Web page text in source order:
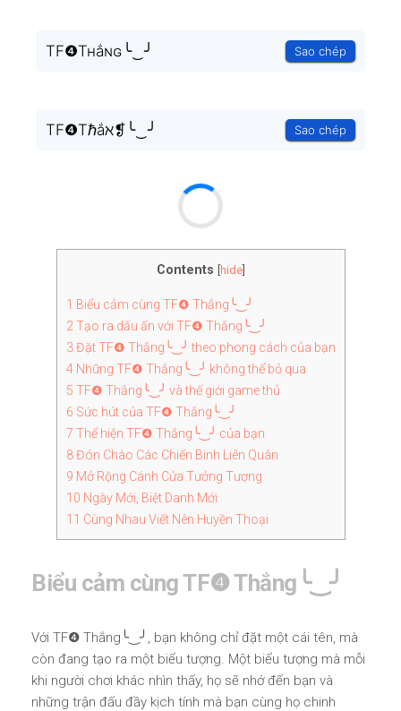
TF❹Tʜắɴɢ╰‿╯ Sao chép
TF❹Tℏắℵ❡╰‿╯ Sao chép
Contents hide]
1 Biểu cảm cùng TF❹ Thắng╰‿╯
2Tạo ra dấu ấn với TF❹ Thắng╰‿╯
3Đặt TF❹ Thắng╰‿╯ theo phong cách của bạn
4Những TF❹ Thắng╰‿╯ không thể bỏ qua
5 TF❹ Thắng╰‿╯ và thế giới game thủ
6 Sức hút của TF❹ Thắng╰‿╯
7 Thể hiện TF❹ Thắng╰‿╯ của bạn
8Đón Chào Các Chiến Binh Liên Quân
9 Mở Rộng Cánh Cửa Tưởng Tượng
10 Ngày Mới, Biệt Danh Mới
11 Cùng Nhau Viết Nên Huyền Thoại
Biểu cảm cùng TF❹ Thắng╰‿╯
Với TF❹ Thắng╰‿╯, bạn không chỉ đặt một cái tên, mà
còn đang tạo ra một biểu tượng. Một biểu tượng mà mỗi
khi người chơi khác nhìn thấy, họ sẽ nhớ đến bạn và
những trận đấu đầy kịch tính mà bạn cùng họ chinh